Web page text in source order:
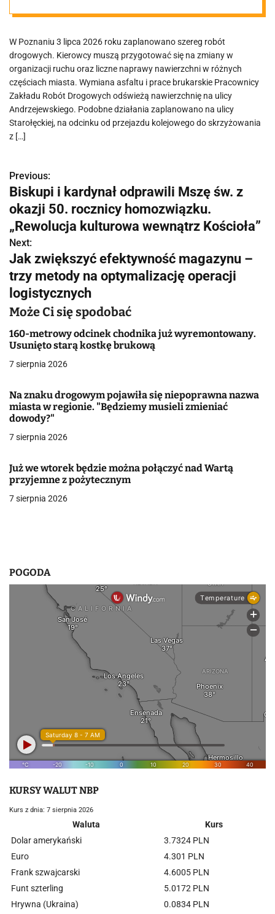
utrudnienia
W Poznaniu 3 lipca 2026 roku zaplanowano szereg robót
drogowych. Kierowcy muszą przygotować się na zmiany w
organizacji ruchu oraz liczne naprawy nawierzchni w różnych
częściach miasta. Wymiana asfaltu i prace brukarskie Pracownicy
Zakładu Robót Drogowych odświeżą nawierzchnię na ulicy
Andrzejewskiego. Podobne działania zaplanowano na ulicy
Starołęckiej, na odcinku od przejazdu kolejowego do skrzyżowania
z […]
N
a
w
i
g
a
c
j
a
w
p
i
u
Previous:
Biskupi i kardynał odprawili Mszę św. z
okazji 50. rocznicy homozwiązku.
„Rewolucja kulturowa wewnątrz Kościoła”
Next:
Jak zwiększyć efektywność magazynu –
trzy metody na optymalizację operacji
logistycznych
Może Ci się spodobać
160-metrowy odcinek chodnika już wyremontowany.
Usunięto starą kostkę brukową
7 sierpnia 2026
Na znaku drogowym pojawiła się niepoprawna nazwa
miasta w regionie. "Będziemy musieli zmieniać
dowody?"
7 sierpnia 2026
Już we wtorek będzie można połączyć nad Wartą
przyjemne z pożytecznym
7 sierpnia 2026
POGODA
KURSY WALUT NBP
Kurs z dnia: 7 sierpnia 2026
Waluta
Kurs
Dolar amerykański
3.7324 PLN
Euro
4.301 PLN
Frank szwajcarski
4.6005 PLN
Funt szterling
5.0172 PLN
Hrywna (Ukraina)
0.0834 PLN